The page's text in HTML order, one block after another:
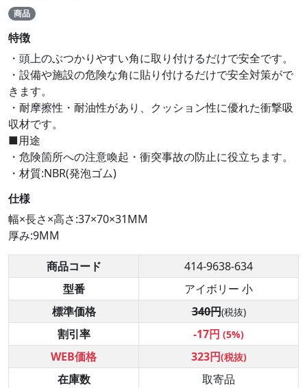
商品
特徴
・頭上のぶつかりやすい角に取り付けるだけで安全です。
・設備や施設の危険な角に貼り付けるだけで安全対策がで
きます。
・耐摩擦性・耐油性があり、クッション性に優れた衝撃吸
収材です。
■用途
・危険箇所への注意喚起・衝突事故の防止に役立ちます。
・材質:NBR(発泡ゴム)
仕様
幅×長さ×高さ:37×70×31MM
厚み:9MM
商品コード
414-9638-634
型番
アイボリー 小
標準価格
340円(税抜)
割引率 -17円 (5%)
WEB価格 323円(税抜)
在庫数
取寄品